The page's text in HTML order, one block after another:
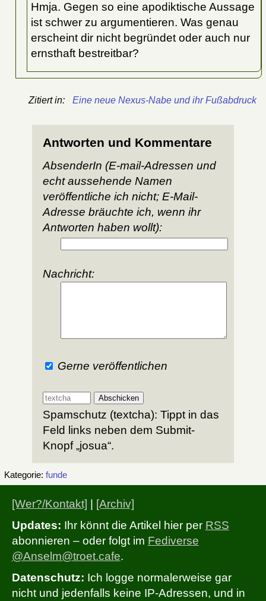
Hmja. Gegen so eine apodiktische Aussage
ist schwer zu argumentieren. Was genau
erscheint dir nicht begründet oder auch nur
ernsthaft bestreitbar?
Zitiert in: Eine neue Nexus-Nabe und ihr Fußabdruck
Antworten und Kommentare
AbsenderIn (E-mail-Adressen und
echt aussehende Namen
veröffentliche ich nicht; E-Mail-
Adresse bräuchte ich, wenn ihr
Antworten haben wollt):
Nachricht:
Gerne veröffentlichen
Spamschutz (textcha): Tippt in das
Feld links neben dem Submit-
Knopf „josua“.
Kategorie: funde
[Wer?/Kontakt]
[Archiv]
Updates: Ihr könnt die Artikel hier per RSS
abonnieren – oder folgt im Fediverse
@Anselm@troet.cafe.
Datenschutz: Ich logge normalerweise gar
nicht und jedenfalls keine IP-Adressen, und in